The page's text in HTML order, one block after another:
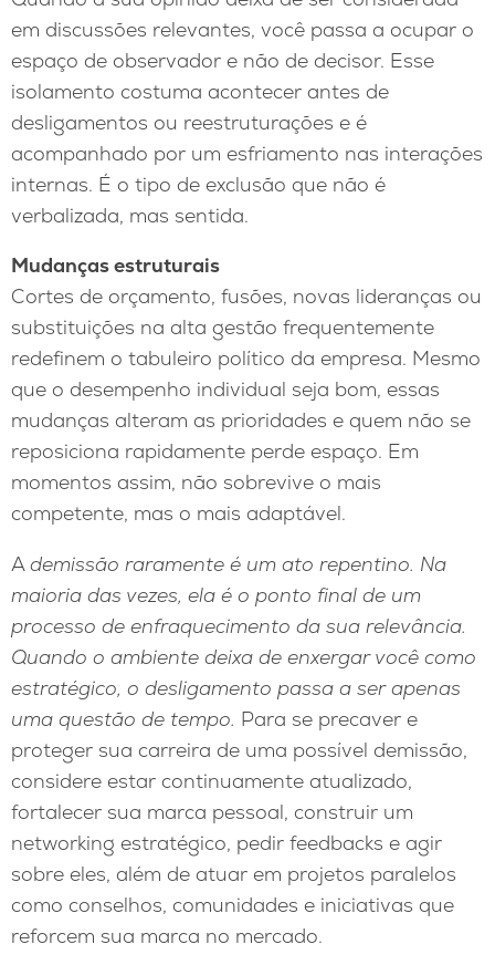
em discussões relevantes, você passa a ocupar o
espaço de observador e não de decisor. Esse
isolamento costuma acontecer antes de
desligamentos ou reestruturações e é
acompanhado por um esfriamento nas interações
internas. É o tipo de exclusão que não é
verbalizada, mas sentida.
Mudanças estruturais
Cortes de orçamento, fusões, novas lideranças ou
substituições na alta gestão frequentemente
redefinem o tabuleiro político da empresa. Mesmo
que o desempenho individual seja bom, essas
mudanças alteram as prioridades e quem não se
reposiciona rapidamente perde espaço. Em
momentos assim, não sobrevive o mais
competente, mas o mais adaptável.
Ademissão raramente é um ato repentino. Na
maioria das vezes, ela é o ponto final de um
processo de enfraquecimento da sua relevância.
Quando o ambiente deixa de enxergar você como
estratégico, o desligamento passa a ser apenas
uma questão de tempo. Para se precaver e
proteger sua carreira de uma possível demissão,
considere estar continuamente atualizado,
fortalecer sua marca pessoal, construir um
networking estratégico, pedir feedbacks e agir
sobre eles, além de atuar em projetos paralelos
como conselhos, comunidades e iniciativas que
reforcem sua marca no mercado.